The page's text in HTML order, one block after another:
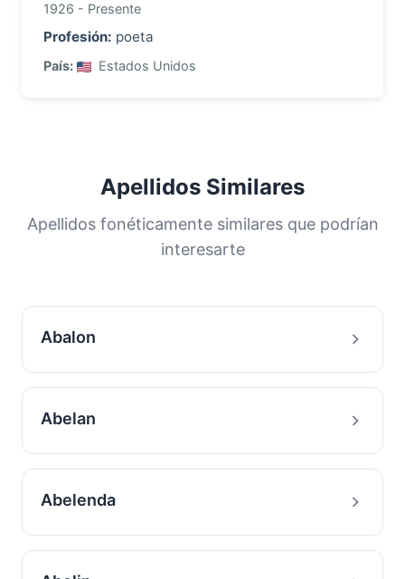
1926 - Presente
Profesión: poeta
País: Estados Unidos
Apellidos Similares
Apellidos fonéticamente similares que podrían
interesarte
Abalon
Abelan
Abelenda